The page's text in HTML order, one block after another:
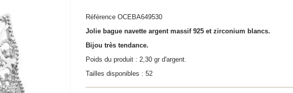
Référence OCEBA649530
Jolie bague navette argent massif 925 et zirconium blancs.
Bijou très tendance.
Poids du produit : 2,30 gr d'argent.
Tailles disponibles : 52